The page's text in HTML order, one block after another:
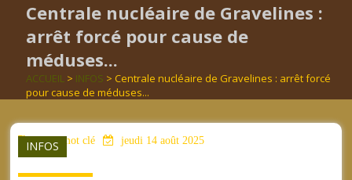
Centrale nucléaire de Gravelines :
arrêt forcé pour cause de
méduses...
ACCUEIL > INFOS > Centrale nucléaire de Gravelines : arrêt forcé
pour cause de méduses...
INFOS
aucun mot clé jeudi 14 août 2025